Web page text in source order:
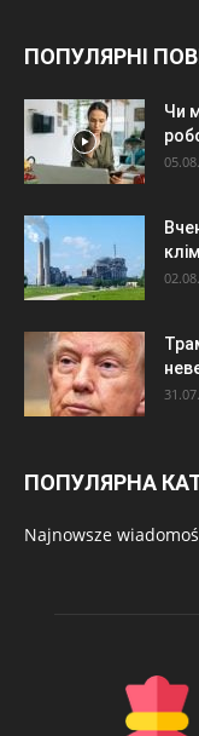
ПОПУЛЯРНІ
Чи
ПОПУЛЯРНА
Najnowsze